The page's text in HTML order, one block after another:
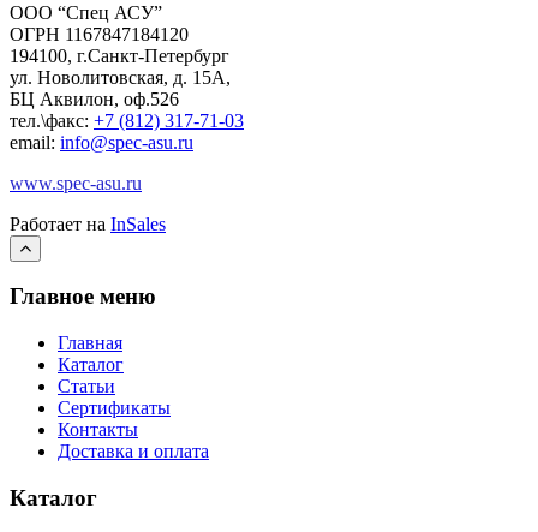
ООО “Спец АСУ”
ОГРН 1167847184120
194100, г.Санкт-Петербург
ул. Новолитовская, д. 15А,
БЦ Аквилон, оф.526
тел.\факс: +7 (812) 317-71-03
email: info@spec-asu.ru
www.spec-asu.ru
Работает на InSales
Главное меню
Главная
Каталог
Статьи
Сертификаты
Контакты
Доставка и оплата
Каталог